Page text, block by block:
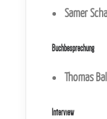
Samer
Buchbesprechung
Thomas
Interview